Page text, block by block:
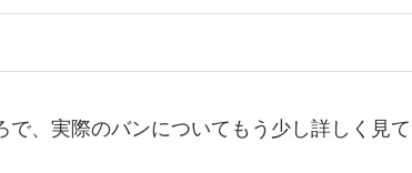
、実際のバンについてもう少し詳しく見て